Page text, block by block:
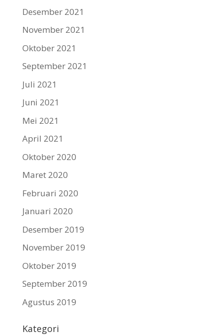
Desember 2021
November 2021
Oktober 2021
September 2021
Juli 2021
Juni 2021
Mei 2021
April 2021
Oktober 2020
Maret 2020
Februari 2020
Januari 2020
Desember 2019
November 2019
Oktober 2019
September 2019
Agustus 2019
Kategori